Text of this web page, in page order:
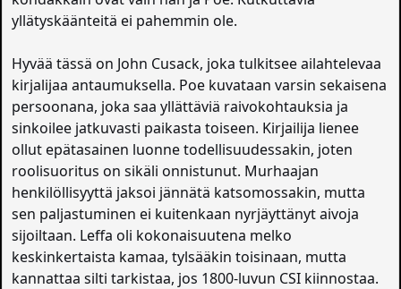
yllätyskäänteitä ei pahemmin ole.
Hyvää tässä on John Cusack, joka tulkitsee ailahtelevaa
kirjalijaa antaumuksella. Poe kuvataan varsin sekaisena
persoonana, joka saa yllättäviä raivokohtauksia ja
sinkoilee jatkuvasti paikasta toiseen. Kirjailija lienee
ollut epätasainen luonne todellisuudessakin, joten
roolisuoritus on sikäli onnistunut. Murhaajan
henkilöllisyyttä jaksoi jännätä katsomossakin, mutta
sen paljastuminen ei kuitenkaan nyrjäyttänyt aivoja
sijoiltaan. Leffa oli kokonaisuutena melko
keskinkertaista kamaa, tylsääkin toisinaan, mutta
kannattaa silti tarkistaa, jos 1800-luvun CSI kiinnostaa.